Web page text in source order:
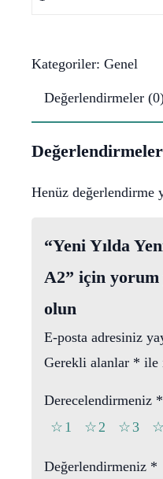
Fırsatı
Farsça
Kategoriler: Genel
Değerlendirmeler
Değerlendirmeler
Henüz değerlendirme
“Yeni Yılda
A2” için
olun
E-posta adresiniz
Gerekli alanlar * ile
Derecelendirmeniz *
1
2 3
Değerlendirmeniz *